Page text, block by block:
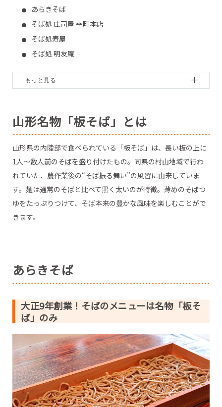
あらきそば
そば処 庄司屋 幸町本店
そば処寿屋
そば処 明友庵
羽黒のそば蔵 金沢屋
山形名物「板そば」とは
山形県の内陸部で食べられている「板そば」は、長い板の上に
1人～数人前のそばを盛り付けたもの。同県の村山地域で行わ
れていた、農作業後の“そば振る舞い”の風習に由来していま
す。麺は通常のそばと比べて黒く太いのが特徴。薄めのそばつ
ゆをたっぷりつけて、そば本来の豊かな風味を楽しむことがで
きます。
あらきそば
大正9年創業！そばのメニューは名物「板そ
ば」のみ